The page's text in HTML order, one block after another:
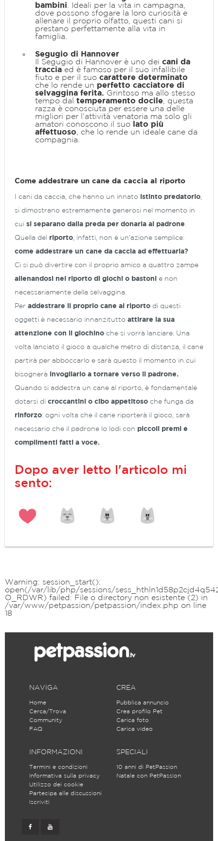
bambini . Ideali per la vita in campagna,
dove possono sfogare la loro curiosità e
allenare il proprio olfatto, questi cani si
prestano perfettamente alla vita in
famiglia.
Segugio di Hannover
Il Segugio di Hannover è uno dei cani da
traccia ed è famoso per il suo infallibile
fiuto e per il suo carattere determinato
che lo rende un perfetto cacciatore di
selvaggina ferita. Grintoso ma allo stesso
tempo dal temperamento docile , questa
razza è conosciuta per essere una delle
migliori per l’attività venatoria ma solo gli
amatori conoscono il suo
lato più
affettuoso , che lo rende un ideale cane da
compagnia.
Come addestrare un cane da caccia al riporto
I cani da caccia, che hanno un innato istinto predatorio
si dimostrano estremamente generosi nel momento in
cui si separano dalla preda per donarla al padrone
Quella del riporto , infatti, non è un’azione semplice:
come addestrare un cane da caccia ad effettuarla?
Ci si può divertire con il proprio amico a quattro zampe
allenandosi nel riporto di giochi o bastoni e non
necessariamente della selvaggina.
Per addestrare il proprio cane al riporto di questi
oggetti è necessario innanzitutto attirare la sua
attenzione con il giochino che si vorrà lanciare. Una
volta lanciato il gioco a qualche metro di distanza, il cane
partirà per abboccarlo e sarà questo il momento in cui
bisognerà invogliarlo a tornare verso il padrone.
Quando si addestra un cane al riporto, è fondamentale
dotarsi di croccantini o cibo appetitoso che funga da
rinforzo: ogni volta che il cane riporterà il gioco, sarà
necessario che il padrone lo lodi con piccoli premi e
complimenti fatti a voce.
Dopo aver letto l'articolo mi
sento:
Warning : session_start():
open(/var/lib/php/sessions/
O_RDWR) failed: File o directory non esistente (2) in
/var/www/petpassion/petpassion/index.php on line
18
NAVIGA
Home
Cerca/Trova
Community
FAQ
CREA
Pubblica annuncio
Crea profilo Pet
Carica foto
Carica video
INFORMAZIONI
Termini e condizioni
Informativa sulla privacy
Utilizzo dei cookie
Partecipa alle discussioni
Iscriviti
SPECIALI
10 anni di PetPassion
Natale con PetPassion